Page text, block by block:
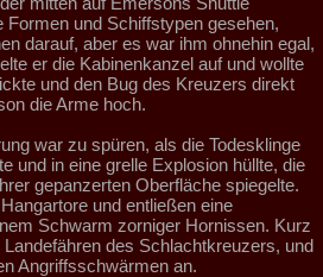
und Schiffstypen gesehen,
darauf, aber es war ihm ohnehin egal,
er die Kabinenkanzel auf und wollte
und den Bug des Kreuzers direkt
die Arme hoch.
war zu spüren, als die Todesklinge
und in eine grelle Explosion hüllte, die
gepanzerten Oberfläche spiegelte.
und entließen eine
Schwarm zorniger Hornissen. Kurz
des Schlachtkreuzers, und
Angriffsschwärmen an.